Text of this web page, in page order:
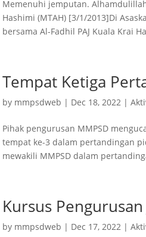
Memenuhi jemputan.
Hashimi (MTAH) [3/1/2013]Di
bersama Al-Fadhil PAJ Kuala Krai
Tempat Ketiga
by mmpsdweb | Dec 18, 2022 |
Pihak pengurusan MMPSD
tempat ke-3 dalam pertandingan
mewakili MMPSD dalam
Kursus Pengurusan
by mmpsdweb | Dec 17, 2022 |